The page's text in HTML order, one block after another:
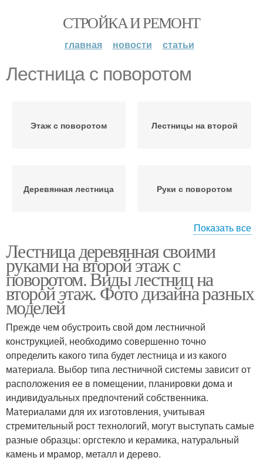
СТРОЙКА И РЕМОНТ
главная новости статьи
Лестница с поворотом
Этаж с поворотом Лестницы на второй
Деревянная лестница Руки с поворотом
Лестницы на косоурах Лестницы на тетивах
Лестницы на больцах
Маршевые лестницы Лестница на тетиве
Тетива для лестницы Лестница из дерева
Показать все
Лестница деревянная своими
руками на второй этаж с
поворотом. Виды лестниц на
второй этаж. Фото дизайна разных
моделей
Прежде чем обустроить свой дом лестничной
конструкцией, необходимо совершенно точно
определить какого типа будет лестница и из какого
материала. Выбор типа лестничной системы зависит от
расположения ее в помещении, планировки дома и
индивидуальных предпочтений собственника.
Материалами для их изготовления, учитывая
стремительный рост технологий, могут выступать самые
разные образцы: оргстекло и керамика, натуральный
камень и мрамор, металл и дерево.